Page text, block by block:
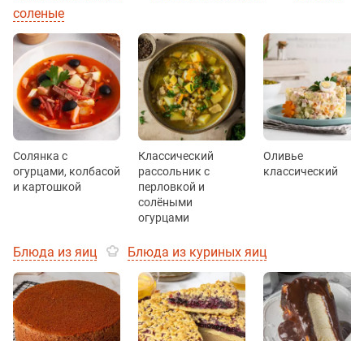
соленые
Солянка с
огурцами, колбасой
и картошкой
Классический
рассольник с
перловкой и
солёными
огурцами
Оливье
классический
Блюда из яиц Блюда из куриных яиц